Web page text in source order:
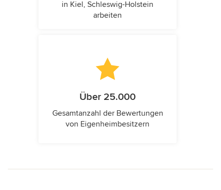
in Kiel, Schleswig-Holstein
arbeiten
Über 25.000
Gesamtanzahl der Bewertungen
von Eigenheimbesitzern